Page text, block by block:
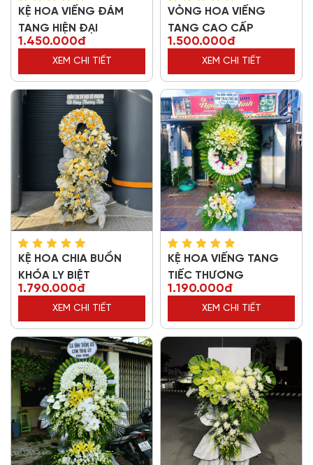
KỆ HOA VIẾNG ĐÁM
TANG HIỆN ĐẠI
1.450.000đ
XEM CHI TIẾT
VÒNG HOA VIẾNG
TANG CAO CẤP
1.500.000đ
XEM CHI TIẾT
KỆ HOA CHIA BUỒN
KHÓA LY BIỆT
1.790.000đ
XEM CHI TIẾT
KỆ HOA VIẾNG TANG
TIẾC THƯƠNG
1.190.000đ
XEM CHI TIẾT